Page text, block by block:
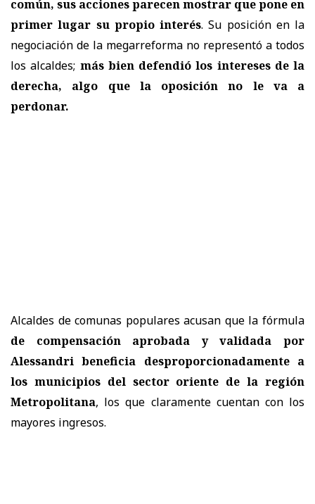
común, sus acciones parecen mostrar que pone en
primer lugar su propio interés. Su posición en la
negociación de la megarreforma no representó a todos
los alcaldes; más bien defendió los intereses de la
derecha, algo que la oposición no le va a
perdonar.
Alcaldes de comunas populares acusan que la fórmula
de compensación aprobada y validada por
Alessandri beneficia desproporcionadamente a
los municipios del sector oriente de la región
Metropolitana, los que claramente cuentan con los
mayores ingresos.